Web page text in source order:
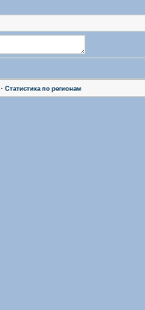
· Статистика по регионам